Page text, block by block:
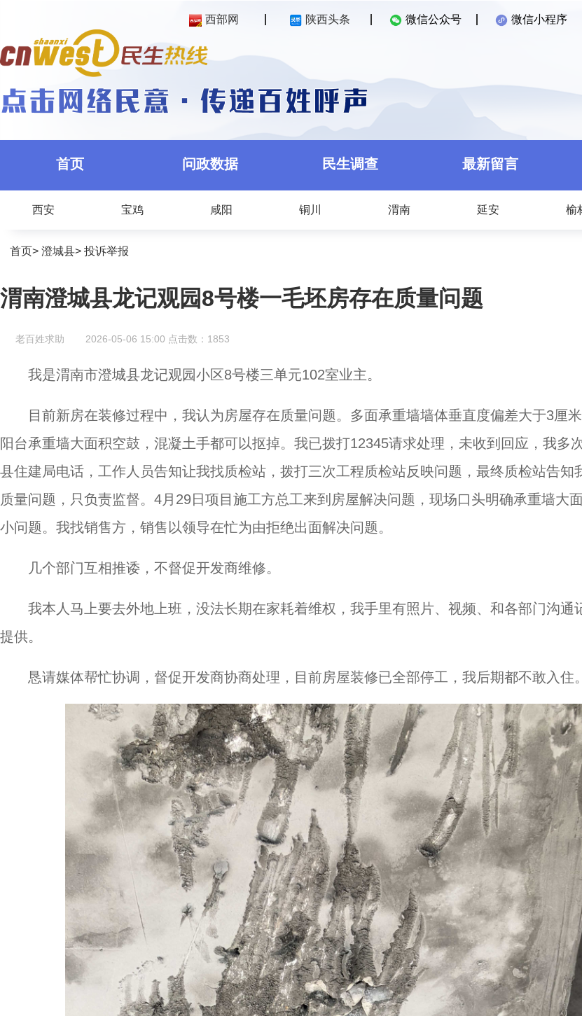
西部网 陕西头条 微信公众号 微信小程序
首页 问政数据 民生调查 最新留言
西安 宝鸡 咸阳 铜川 渭南 延安 榆
首页> 澄城县> 投诉举报
渭南澄城县龙记观园8号楼一毛坯房存在质量问题
老百姓求助 2026-05-06 15:00 点击数： 1853
我是渭南市澄城县龙记观园小区8号楼三单元102室业主。
目前新房在装修过程中，我认为房屋存在质量问题。多面承重墙墙体垂直度偏差大于3厘米
阳台承重墙大面积空鼓，混凝土手都可以抠掉。我已拨打12345请求处理，未收到回应，我多
县住建局电话，工作人员告知让我找质检站，拨打三次工程质检站反映问题，最终质检站告知
质量问题，只负责监督。4月29日项目施工方总工来到房屋解决问题，现场口头明确承重墙大
小问题。我找销售方，销售以领导在忙为由拒绝出面解决问题。
几个部门互相推诿，不督促开发商维修。
我本人马上要去外地上班，没法长期在家耗着维权，我手里有照片、视频、和各部门沟通
提供。
恳请媒体帮忙协调，督促开发商协商处理，目前房屋装修已全部停工，我后期都不敢入住。